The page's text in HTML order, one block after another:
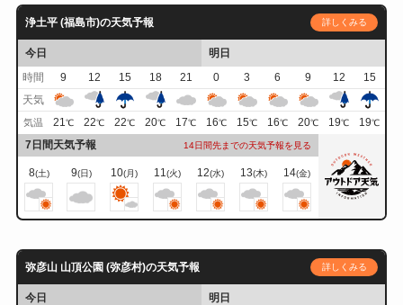
浄土平 (福島市)の天気予報 詳しくみる
今日
明日
時間
9 12 15 18 21 0 3 6 9 12
15
天気
気温 21℃ 22℃ 22℃ 20℃ 17℃ 16℃ 15℃ 16℃ 20℃ 19℃ 19℃
7日間天気予報 14日間先までの天気予報を見る
8(土) 9(日) 10(月) 11 (火) 12(水) 13(木) 14(金)
弥彦山 山頂公園 (弥彦村)の天気予報 詳しくみる
今日
明日